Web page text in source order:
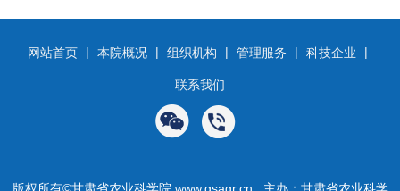
网站首页 | 本院概况 | 组织机构 | 管理服务 | 科技企业 |
联系我们